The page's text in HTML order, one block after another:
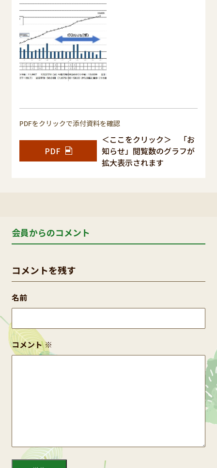
PDFをクリックで添付資料を確認
PDF
＜ここをクリック＞ 「お
知らせ」閲覧数のグラフが
拡大表示されます
会員からのコメント
コメントを残す
コメント※
名前